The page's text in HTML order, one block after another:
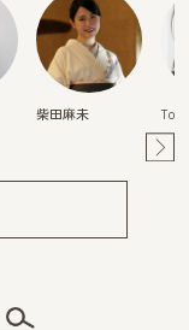
柴田麻未